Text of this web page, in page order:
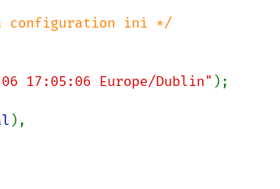
17:05:06 Europe/Dublin" );
),